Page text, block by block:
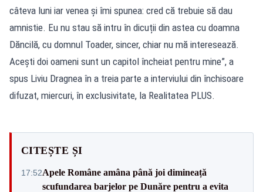
câteva luni iar venea și îmi spunea: cred că trebuie să dau
amnistie. Eu nu stau să intru în dicuții din astea cu doamna
Dăncilă, cu domnul Toader, sincer, chiar nu mă interesează.
Acești doi oameni sunt un capitol încheiat pentru mine”, a
spus Liviu Dragnea în a treia parte a interviului din închisoare
difuzat, miercuri, în exclusivitate, la Realitatea PLUS.
CITEȘTE ȘI
17:52Apele Române amâna până joi dimineață
scufundarea barjelor pe Dunăre pentru a evita